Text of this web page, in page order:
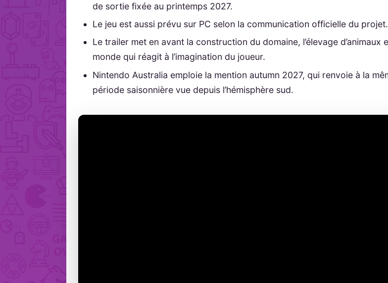
de sortie fixée au printemps 2027.
Le jeu est aussi prévu sur PC selon la communication officielle du projet.
Le trailer met en avant la construction du domaine, l’élevage d’animaux
monde qui réagit à l’imagination du joueur.
Nintendo Australia emploie la mention autumn 2027, qui renvoie à la
période saisonnière vue depuis l’hémisphère sud.